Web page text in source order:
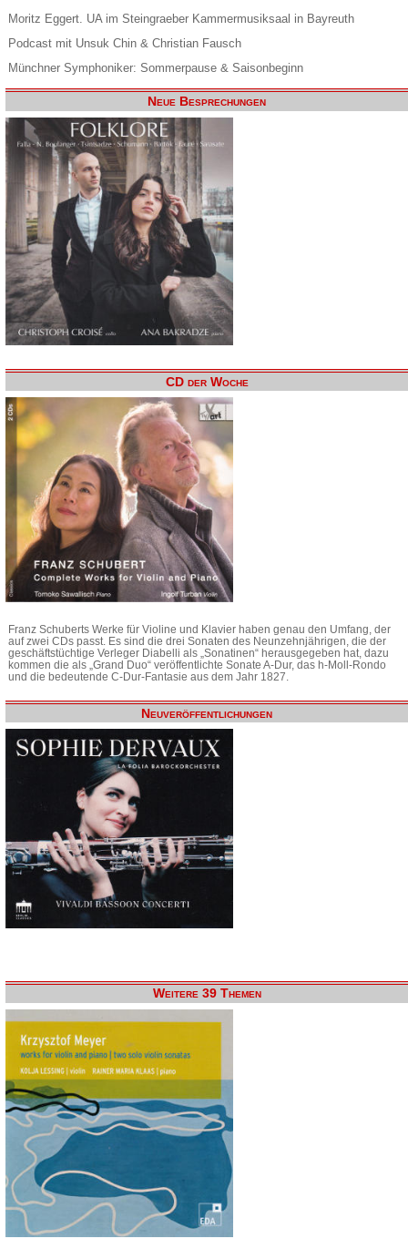
Moritz Eggert. UA im Steingraeber Kammermusiksaal in Bayreuth
Podcast mit Unsuk Chin & Christian Fausch
Münchner Symphoniker: Sommerpause & Saisonbeginn
Neue Besprechungen
CD der Woche
Franz Schuberts Werke für Violine und Klavier haben genau den Umfang, der
auf zwei CDs passt. Es sind die drei Sonaten des Neunzehnjährigen, die der
geschäftstüchtige Verleger Diabelli als „Sonatinen“ herausgegeben hat, dazu
kommen die als „Grand Duo“ veröffentlichte Sonate A-Dur, das h-Moll-Rondo
und die bedeutende C-Dur-Fantasie aus dem Jahr 1827.
Neuveröffentlichungen
Weitere 39 Themen